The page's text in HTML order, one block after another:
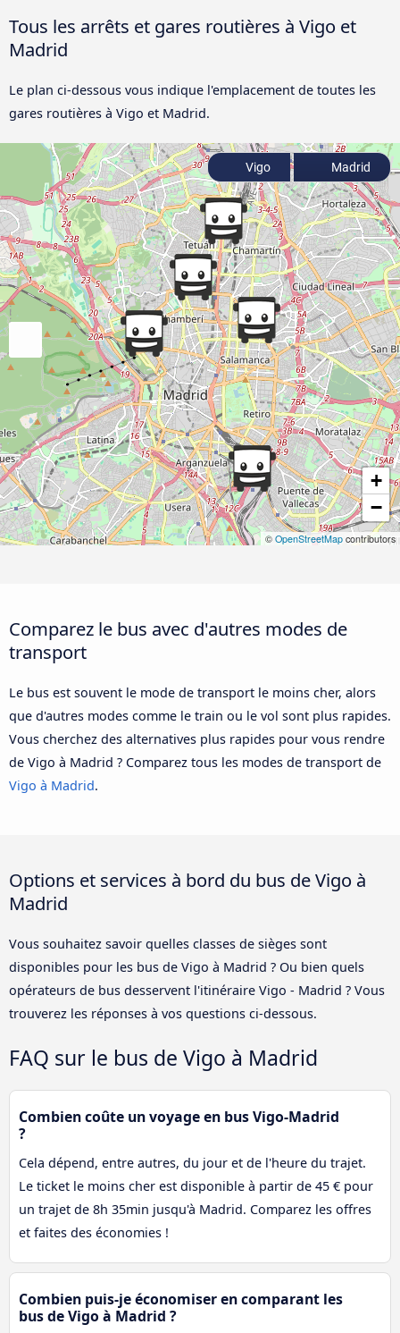
Tous les arrêts et gares routières à Vigo et
Madrid
Le plan ci-dessous vous indique l'emplacement de toutes les
gares routières à Vigo et Madrid.
+
−
© OpenStreetMap contributors
Vigo Madrid
Comparez le bus avec d'autres modes de
transport
Le bus est souvent le mode de transport le moins cher, alors
que d'autres modes comme le train ou le vol sont plus rapides.
Vous cherchez des alternatives plus rapides pour vous rendre
de Vigo à Madrid ? Comparez tous les modes de transport de
Vigo à Madrid.
Options et services à bord du bus de Vigo à
Madrid
Vous souhaitez savoir quelles classes de sièges sont
disponibles pour les bus de Vigo à Madrid ? Ou bien quels
opérateurs de bus desservent l'itinéraire Vigo - Madrid ? Vous
trouverez les réponses à vos questions ci-dessous.
FAQ sur le bus de Vigo à Madrid
Combien coûte un voyage en bus Vigo-Madrid
?
Cela dépend, entre autres, du jour et de l'heure du trajet.
Le ticket le moins cher est disponible à partir de 45 € pour
un trajet de 8h 35min jusqu'à Madrid. Comparez les offres
et faites des économies !
Combien puis-je économiser en comparant les
bus de Vigo à Madrid ?